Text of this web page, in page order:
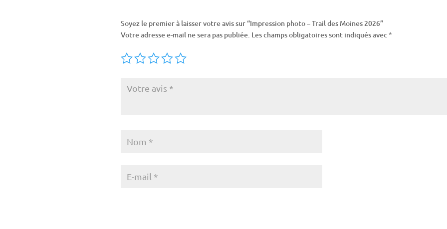
Soyez le premier à laisser votre avis sur “Impression photo – Trail des Moines 2026”
Votre adresse e-mail ne sera pas publiée. Les champs obligatoires sont indiqués avec*